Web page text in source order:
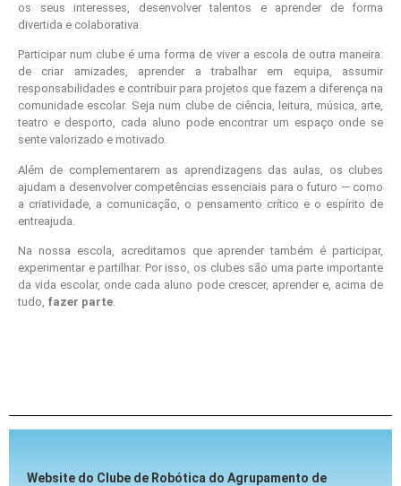
os seus interesses, desenvolver talentos e aprender de forma
divertida e colaborativa.
Participar num clube é uma forma de viver a escola de outra maneira:
de criar amizades, aprender a trabalhar em equipa, assumir
responsabilidades e contribuir para projetos que fazem a diferença na
comunidade escolar. Seja num clube de ciência, leitura, música, arte,
teatro e desporto, cada aluno pode encontrar um espaço onde se
sente valorizado e motivado.
Além de complementarem as aprendizagens das aulas, os clubes
ajudam a desenvolver competências essenciais para o futuro — como
a criatividade, a comunicação, o pensamento crítico e o espírito de
entreajuda.
Na nossa escola, acreditamos que aprender também é participar,
experimentar e partilhar. Por isso, os clubes são uma parte importante
da vida escolar, onde cada aluno pode crescer, aprender e, acima de
tudo, fazer parte.
Website do Clube de Robótica do Agrupamento de